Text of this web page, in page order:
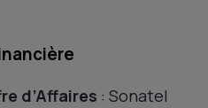
d’Affaires : Sonatel